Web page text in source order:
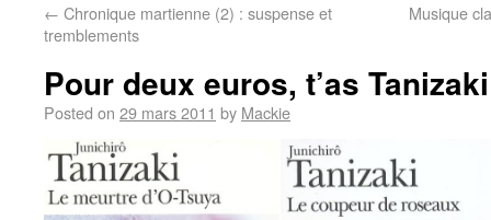
← Chronique martienne (2) : suspense et
tremblements
Musique
Pour deux euros, t’as Tanizaki
Posted on 29 mars 2011 by Mackie